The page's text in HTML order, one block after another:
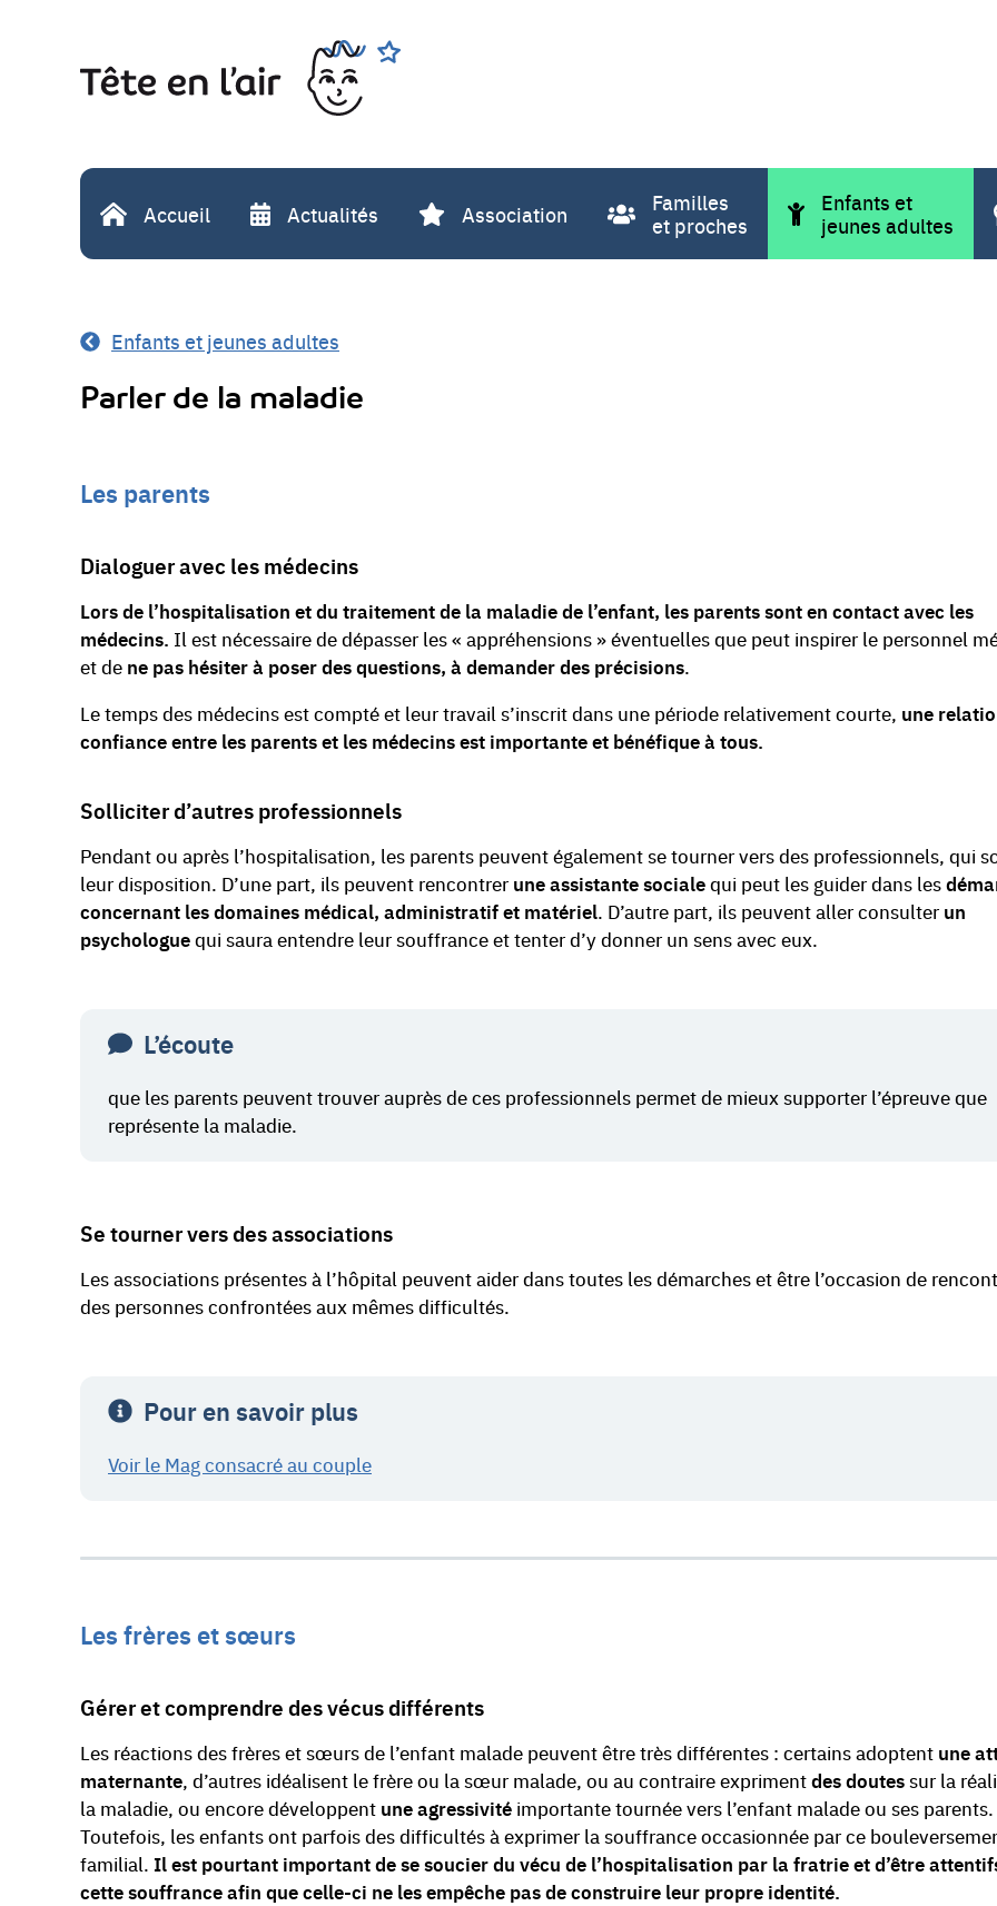
contenu
Accueil Actualités Association
Familles
et proches
Enfants et
jeunes adultes
Enfants et jeunes adultes
Parler de la maladie
Les parents
Dialoguer avec les médecins
Lors de l’hospitalisation et du traitement de la maladie de l’enfant, les parents sont en contact avec les
médecins. Il est nécessaire de dépasser les « appréhensions » éventuelles que peut inspirer le personnel
et de ne pas hésiter à poser des questions, à demander des précisions.
Le temps des médecins est compté et leur travail s’inscrit dans une période relativement courte, une
confiance entre les parents et les médecins est importante et bénéfique à tous.
Solliciter d’autres professionnels
Pendant ou après l’hospitalisation, les parents peuvent également se tourner vers des professionnels, qui
leur disposition. D’une part, ils peuvent rencontrer une assistante socialequi peut les guider dans les
concernant les domaines médical, administratif et matériel. D’autre part, ils peuvent aller consulter un
psychologuequi saura entendre leur souffrance et tenter d’y donner un sens avec eux.
L’écoute
que les parents peuvent trouver auprès de ces professionnels permet de mieux supporter l’épreuve que
représente la maladie.
Se tourner vers des associations
Les associations présentes à l’hôpital peuvent aider dans toutes les démarches et être l’occasion de
des personnes confrontées aux mêmes difficultés.
Pour en savoir plus
Voir le Mag consacré au couple
Les frères et sœurs
Gérer et comprendre des vécus différents
Les réactions des frères et sœurs de l’enfant malade peuvent être très différentes : certains adoptent une
maternante, d’autres idéalisent le frère ou la sœur malade, ou au contraire exprimentdes doutessur la
la maladie, ou encore développent une agressivité importante tournée vers l’enfant malade ou ses parents.
Toutefois, les enfants ont parfois des difficultés à exprimer la souffrance occasionnée par ce
familial. Il est pourtant important de se soucier du vécu de l’hospitalisation par la fratrie et d’être
cette souffrance afin que celle-ci ne les empêche pas de construire leur propre identité.